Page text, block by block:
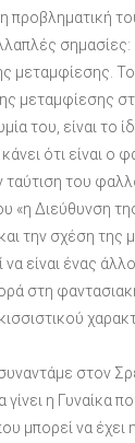
προβληματική
σημασίες:
μεταμφίεσης.
μεταμφίεσης
του, είναι
ότι είναι ο
του
«η Διεύθυνση
την σχέση της
είναι ένας
στη
στον
η Γυναίκα
μπορεί να έχει